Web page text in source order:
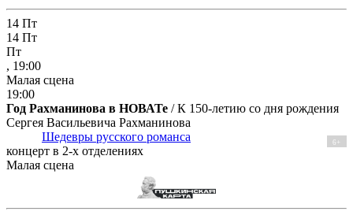
14 Пт
14 Пт
Пт
, 19:00
Малая сцена
19:00
Год Рахманинова в НОВАТе / К 150-летию со дня рождения
Сергея Васильевича Рахманинова
Шедевры русского романса
6+
концерт в 2-х отделениях
Малая сцена